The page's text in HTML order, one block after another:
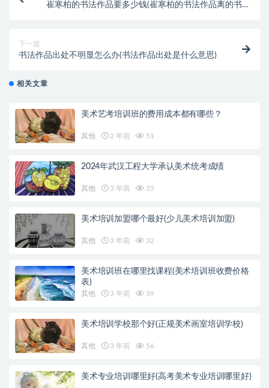
崔寒柏的书法作品要多少钱(崔寒柏的书法作品离的书法
下一篇
书法作品出处不明显怎么办(书法作品出处是什么意思)
相关文章
美术艺考培训班的费用成本都有哪些？
其他 2 年前 51
2024年武汉工程大学承认美术统考成绩
其他 3 年前 35
美术培训加盟哪个最好(少儿美术培训加盟)
其他 3 年前 32
美术培训班在哪里找课程(美术培训班收费价格
表)
其他 3 年前 39
美术培训学校那个好(正规美术画室培训学校)
其他 3 年前 56
美术专业培训哪里好(高考美术专业培训哪里好)